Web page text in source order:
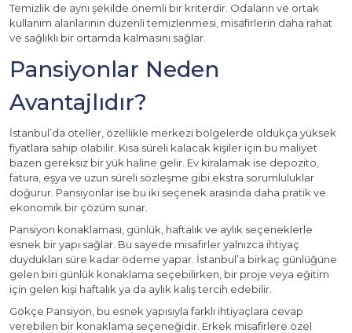
Temizlik de aynı şekilde önemli bir kriterdir. Odaların ve ortak
kullanım alanlarının düzenli temizlenmesi, misafirlerin daha rahat
ve sağlıklı bir ortamda kalmasını sağlar.
Pansiyonlar Neden
Avantajlıdır?
İstanbul’da oteller, özellikle merkezi bölgelerde oldukça yüksek
fiyatlara sahip olabilir. Kısa süreli kalacak kişiler için bu maliyet
bazen gereksiz bir yük haline gelir. Ev kiralamak ise depozito,
fatura, eşya ve uzun süreli sözleşme gibi ekstra sorumluluklar
doğurur. Pansiyonlar ise bu iki seçenek arasında daha pratik ve
ekonomik bir çözüm sunar.
Pansiyon konaklaması, günlük, haftalık ve aylık seçeneklerle
esnek bir yapı sağlar. Bu sayede misafirler yalnızca ihtiyaç
duydukları süre kadar ödeme yapar. İstanbul’a birkaç günlüğüne
gelen biri günlük konaklama seçebilirken, bir proje veya eğitim
için gelen kişi haftalık ya da aylık kalış tercih edebilir.
Gökçe Pansiyon, bu esnek yapısıyla farklı ihtiyaçlara cevap
verebilen bir konaklama seçeneğidir. Erkek misafirlere özel